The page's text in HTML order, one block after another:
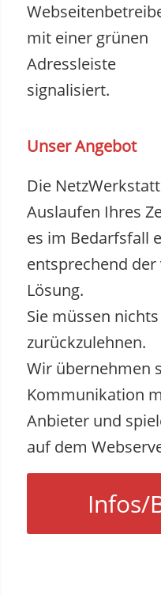
mit einer grünen
Adressleiste
signalisiert.
Unser Angebot
Die
Auslaufen Ihres
es im Bedarfsfall
entsprechend
Lösung.
Sie müssen
zurückzulehnen.
Wir übernehmen
Kommunikation
Anbieter und
auf dem
Infos/